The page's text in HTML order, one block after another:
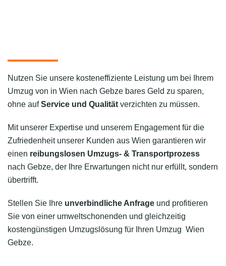
Nutzen Sie unsere kosteneffiziente Leistung um bei Ihrem
Umzug von in Wien nach Gebze bares Geld zu sparen,
ohne aufService und Qualität verzichten zu müssen.
Mit unserer Expertise und unserem Engagement für die
Zufriedenheit unserer Kunden aus Wien garantieren wir
einen reibungslosen Umzugs- & Transportprozess
nach Gebze, der Ihre Erwartungen nicht nur erfüllt, sondern
übertrifft.
Stellen Sie Ihre unverbindliche Anfrage und profitieren
Sie von einer umweltschonenden und gleichzeitig
kostengünstigen Umzugslösung für Ihren Umzug Wien
Gebze.